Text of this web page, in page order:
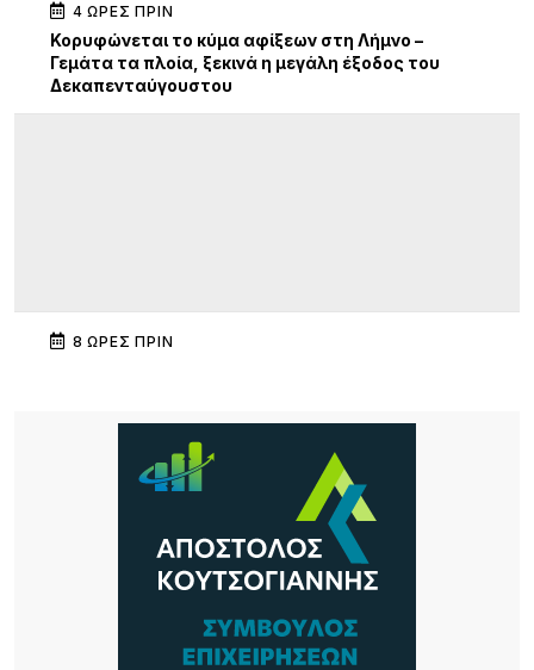
4 ΏΡΕΣ ΠΡΙΝ
Κορυφώνεται το κύμα αφίξεων στη Λήμνο –
Γεμάτα τα πλοία, ξεκινά η μεγάλη έξοδος του
Δεκαπενταύγουστου
8 ΏΡΕΣ ΠΡΙΝ
8 ΏΡΕΣ ΠΡΙΝ
Λήμνος: Προγραμματισμένες διακοπές ρεύματος
8 ΏΡΕΣ ΠΡΙΝ
Πληρώνονται οι επιβάτες, παραμένουν
απλήρωτοι οι επιχειρηματίες: Τα δύο πρόσωπα